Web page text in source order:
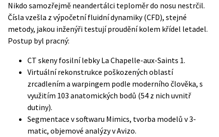
Nikdo samozřejmě neandertálci teploměr do nosu nestrčil.
Čísla vzešla z výpočetní fluidní dynamiky (CFD), stejné
metody, jakou inženýři testují proudění kolem křídel letadel.
Postup byl pracný:
CT skeny fosilní lebky La Chapelle-aux-Saints 1.
Virtuální rekonstrukce poškozených oblastí
zrcadlením a warpingem podle moderního člověka, s
využitím 103 anatomických bodů (54 z nich uvnitř
dutiny).
Segmentace v softwaru Mimics, tvorba modelů v 3-
matic, objemové analýzy v Avizo.